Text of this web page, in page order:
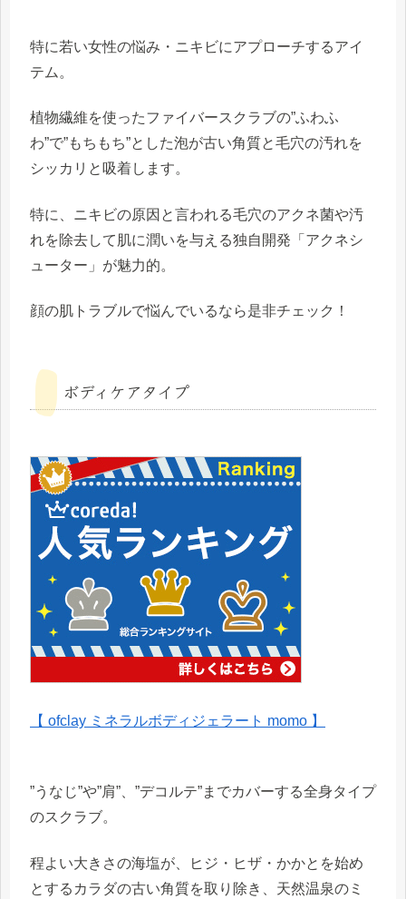
特に若い女性の悩み・ニキビにアプローチするアイ
テム。
植物繊維を使ったファイバースクラブの”ふわふ
わ”で”もちもち”とした泡が古い角質と毛穴の汚れを
シッカリと吸着します。
特に、ニキビの原因と言われる毛穴のアクネ菌や汚
れを除去して肌に潤いを与える独自開発「アクネシ
ューター」が魅力的。
顔の肌トラブルで悩んでいるなら是非チェック！
ボディケアタイプ
【 ofclay ミネラルボディジェラート momo 】
”うなじ”や”肩”、”デコルテ”までカバーする全身タイプ
のスクラブ。
程よい大きさの海塩が、ヒジ・ヒザ・かかとを始め
とするカラダの古い角質を取り除き、天然温泉のミ